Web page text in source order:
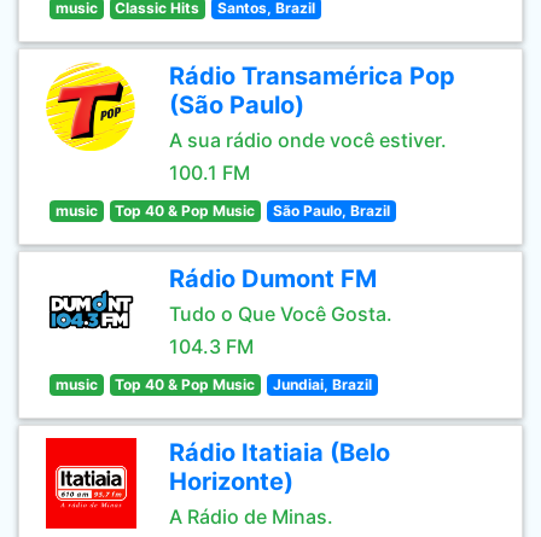
music Classic Hits Santos, Brazil
Rádio Transamérica Pop
(São Paulo)
A sua rádio onde você estiver.
100.1 FM
music Top 40 & Pop Music São Paulo, Brazil
Rádio Dumont FM
Tudo o Que Você Gosta.
104.3 FM
music Top 40 & Pop Music Jundiai, Brazil
Rádio Itatiaia (Belo
Horizonte)
A Rádio de Minas.